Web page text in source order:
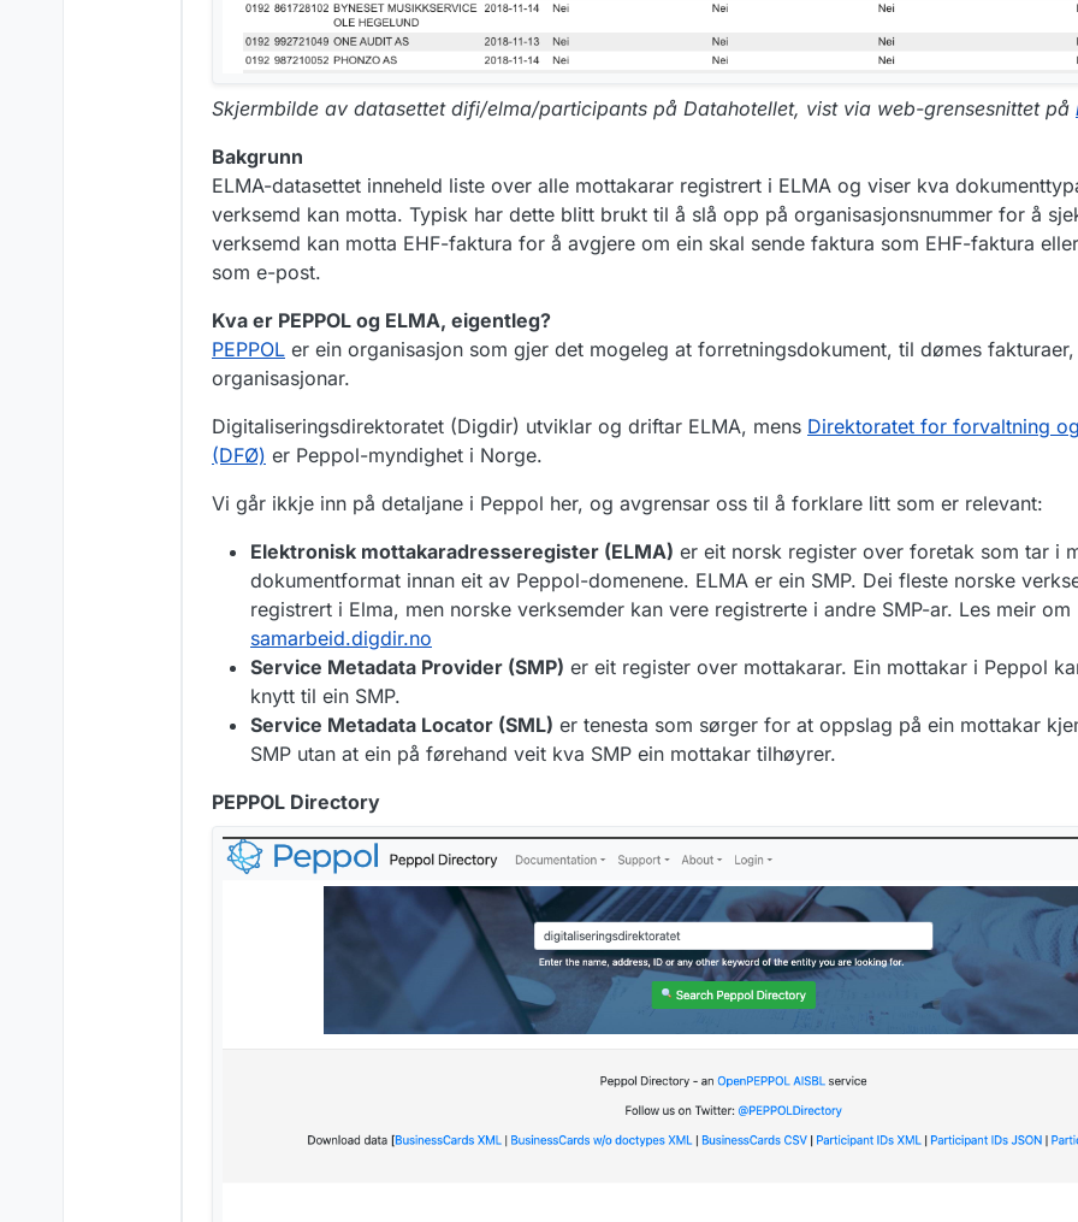
Skjermbilde av datasettet difi/elma/participants på Datahotellet, vist via web-grensesnittet på
Bakgrunn
ELMA-datasettet inneheld liste over alle mottakarar registrert i ELMA og viser kva
verksemd kan motta. Typisk har dette blitt brukt til å slå opp på organisasjonsnummer for å
verksemd kan motta EHF-faktura for å avgjere om ein skal sende faktura som EHF-faktura
som e-post.
Kva er PEPPOL og ELMA, eigentleg?
PEPPOL er ein organisasjon som gjer det mogeleg at forretningsdokument, til dømes
organisasjonar.
Digitaliseringsdirektoratet (Digdir) utviklar og driftar ELMA, mens Direktoratet for forvaltning
(DFØ) er Peppol-myndighet i Norge.
Vi går ikkje inn på detaljane i Peppol her, og avgrensar oss til å forklare litt som er relevant:
Elektronisk mottakaradresseregister (ELMA) er eit norsk register over foretak som tar i
dokumentformat innan eit av Peppol-domenene. ELMA er ein SMP. Dei fleste norske
registrert i Elma, men norske verksemder kan vere registrerte i andre SMP-ar. Les meir om
samarbeid.digdir.no
Service Metadata Provider (SMP) er eit register over mottakarar. Ein mottakar i Peppol
knytt til ein SMP.
Service Metadata Locator (SML) er tenesta som sørger for at oppslag på ein mottakar
SMP utan at ein på førehand veit kva SMP ein mottakar tilhøyrer.
PEPPOL Directory